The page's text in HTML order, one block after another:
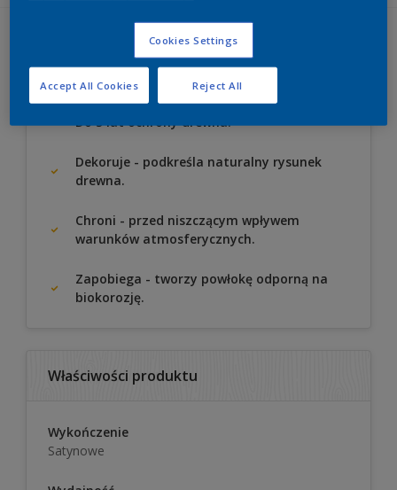
Kluczowe korzyści
Do 5 lat ochrony drewna.
Dekoruje - podkreśla naturalny rysunek
drewna.
Chroni - przed niszczącym wpływem
warunków atmosferycznych.
Zapobiega - tworzy powłokę odporną na
biokorozję.
Właściwości produktu
Wykończenie
Satynowe
Cookies Settings
Reject All
Accept All Cookies